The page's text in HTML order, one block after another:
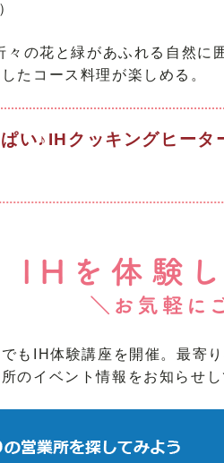
の花と緑があふれる自然に
たコース料理が楽しめる。
い♪IHクッキングヒータ
もIH体験講座を開催。最寄
のイベント情報をお知らせし